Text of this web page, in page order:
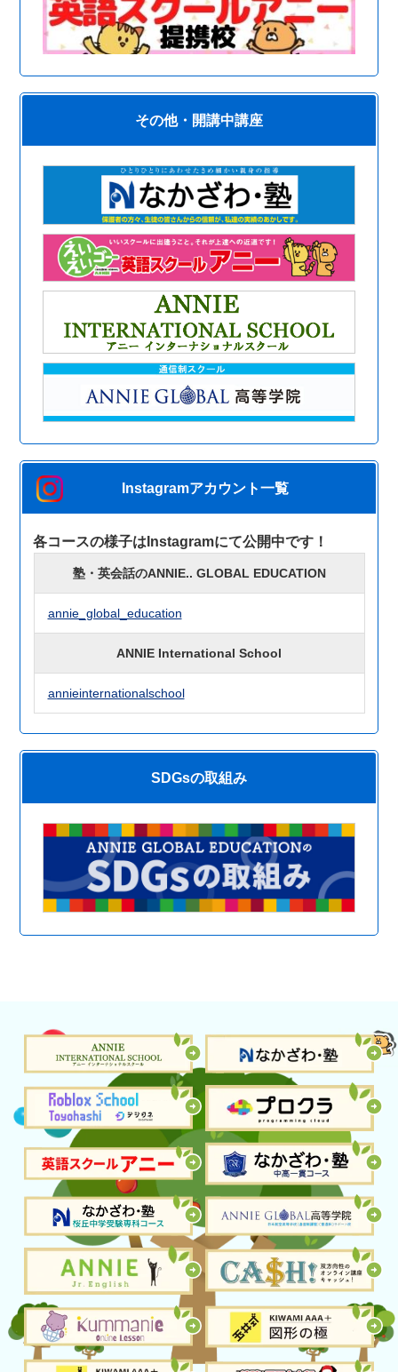
その他・開講中講座
Instagramアカウント一覧
各コースの様子はInstagramにて公開中です！
塾・英会話のANNIE.. GLOBAL EDUCATION
annie_global_education
ANNIE International School
annieinternationalschool
SDGsの取組み